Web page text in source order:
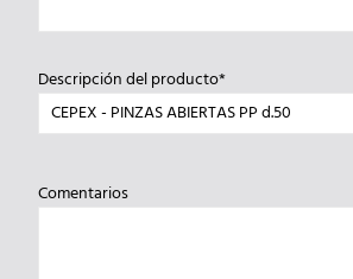
Descripción del producto*
Comentarios